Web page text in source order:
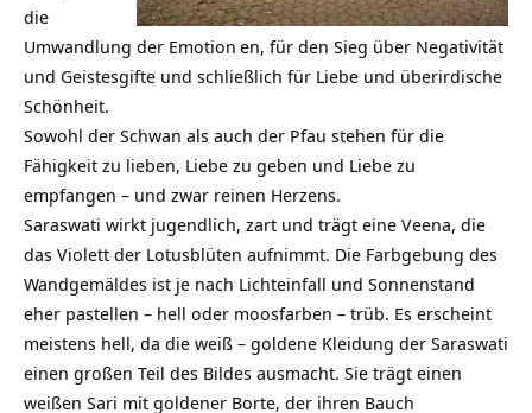
die
Umwandlung der Emotion en, für den Sieg über Negativität
und Geistesgifte und schließlich für Liebe und überirdische
Schönheit.
Sowohl der Schwan als auch der Pfau stehen für die
Fähigkeit zu lieben, Liebe zu geben und Liebe zu
empfangen – und zwar reinen Herzens.
Saraswati wirkt jugendlich, zart und trägt eine Veena, die
das Violett der Lotusblüten aufnimmt. Die Farbgebung des
Wandgemäldes ist je nach Lichteinfall und Sonnenstand
eher pastellen – hell oder moosfarben – trüb. Es erscheint
meistens hell, da die weiß – goldene Kleidung der Saraswati
einen großen Teil des Bildes ausmacht. Sie trägt einen
weißen Sari mit goldener Borte, der ihren Bauch